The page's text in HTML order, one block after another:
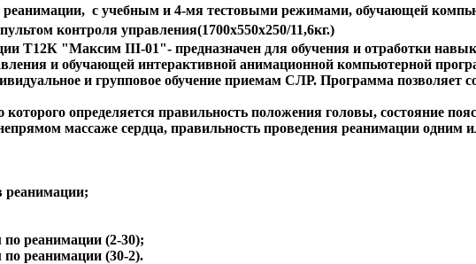
с учебным и 4-мя тестовыми режимами, обучающей
контроля управления(1700х550х250/11,6кг.)
Т12К "Максим III-01"- предназначен для обучения и отработки
и обучающей интерактивной анимационной компьютерной
и групповое обучение приемам СЛР. Программа позволяет
определяется правильность положения головы, состояние
массаже сердца, правильность проведения реанимации одним
реанимации;
реанимации (2-30);
реанимации (30-2).